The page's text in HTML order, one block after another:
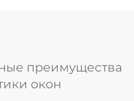
преимущества
окон